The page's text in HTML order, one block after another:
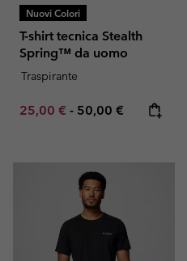
Nuovi Colori
T-shirt tecnica Stealth
Spring™ da uomo
Traspirante
Minimum sale price:
25,00 € - Maximum price:
50,00 €